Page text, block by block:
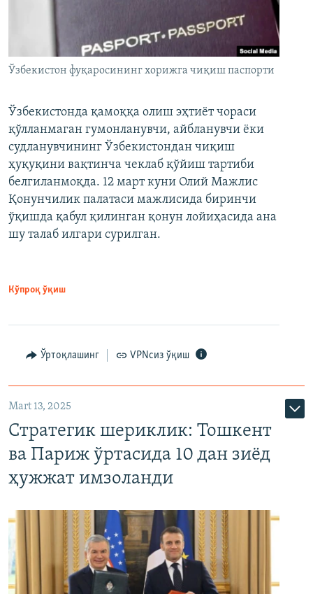
Ўзбекистон фуқаросининг хорижга чиқиш паспорти
Ўзбекистонда қамоққа олиш эҳтиёт чораси
қўлланмаган гумонланувчи, айбланувчи ёки
судланувчининг Ўзбекистондан чиқиш
ҳуқуқини вақтинча чеклаб қўйиш тартиби
белгиланмоқда. 12 март куни Олий Мажлис
Қонунчилик палатаси мажлисида биринчи
ўқишда қабул қилинган қонун лойиҳасида ана
шу талаб илгари сурилган.
Кўпроқ ўқиш
Ўртоқлашинг VPNсиз ўқиш
Mart 13, 2025
Стратегик шериклик: Тошкент
ва Париж ўртасида 10 дан зиёд
ҳужжат имзоланди